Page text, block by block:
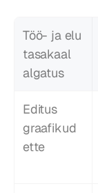
Töö- ja elu
tasakaal
algatus
Editus
graafikud
ette